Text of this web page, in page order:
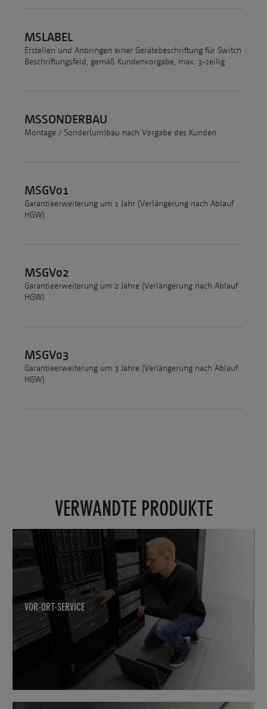
MSLABEL
Erstellen und Anbringen einer Gerätebeschriftung für Switch
Beschriftungsfeld, gemäß Kundenvorgabe, max. 3-zeilig
MSSONDERBAU
Montage / Sonder(um)bau nach Vorgabe des Kunden
MSGV01
Garantieerweiterung um 1 Jahr (Verlängerung nach Ablauf
HGW)
MSGV02
Garantieerweiterung um 2 Jahre (Verlängerung nach Ablauf
HGW)
MSGV03
Garantieerweiterung um 3 Jahre (Verlängerung nach Ablauf
HGW)
VERWANDTE PRODUKTE
VOR-ORT-SERVICE